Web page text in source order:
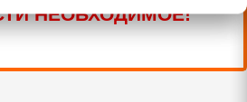
НЕОБХОДИМОЕ!